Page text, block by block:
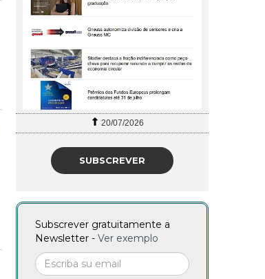
SUBSCREVER
Subscrever gratuitamente a
Newsletter - Ver exemplo